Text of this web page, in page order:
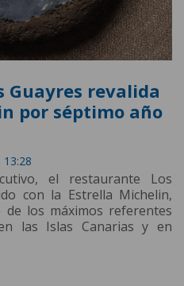
Guayres revalida
por séptimo año
el restaurante Los
con la Estrella Michelin,
de los máximos referentes
las Islas Canarias y en